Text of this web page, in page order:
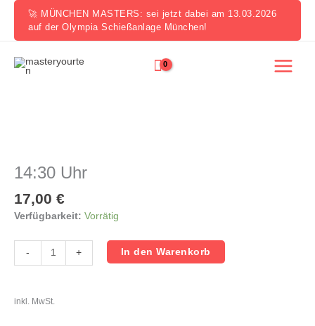
springen
🚀 MÜNCHEN MASTERS: sei jetzt dabei am 13.03.2026
auf der Olympia Schießanlage München!
14:30 Uhr
17,00 €
Verfügbarkeit: Vorrätig
-
Menge
+ In den Warenkorb
inkl. MwSt.